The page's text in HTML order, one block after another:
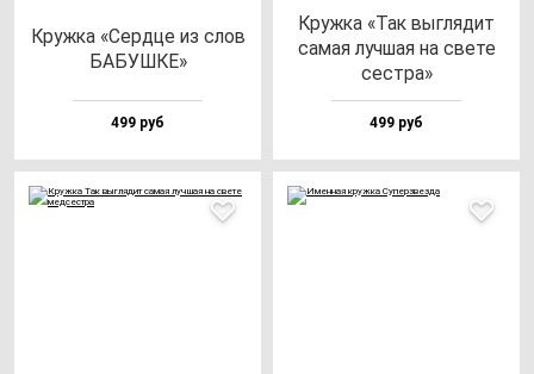
Круж­ка «Сер­дце из слов
БАБУШКЕ»
499 руб
Круж­ка «Так выг­ля­дит
са­мая луч­шая на све­те
сес­тра»
499 руб